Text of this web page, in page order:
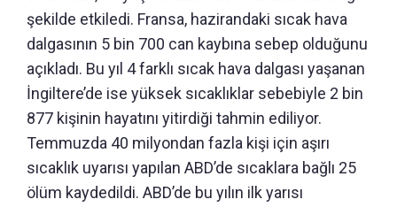
şekilde etkiledi. Fransa, hazirandaki sıcak hava
dalgasının 5 bin 700 can kaybına sebep olduğunu
açıkladı. Bu yıl 4 farklı sıcak hava dalgası yaşanan
İngiltere’de ise yüksek sıcaklıklar sebebiyle 2 bin
877 kişinin hayatını yitirdiği tahmin ediliyor.
Temmuzda 40 milyondan fazla kişi için aşırı
sıcaklık uyarısı yapılan ABD’de sıcaklara bağlı 25
ölüm kaydedildi. ABD’de bu yılın ilk yarısı